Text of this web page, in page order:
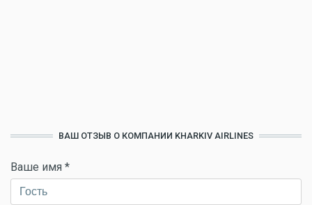
ВАШ ОТЗЫВ О КОМПАНИИ KHARKIV AIRLINES
Ваше имя *